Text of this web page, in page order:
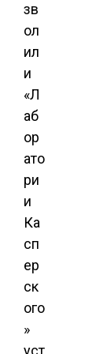
зв
ол
ил
и
«Л
аб
ор
ато
ри
и
Ка
сп
ер
ск
ого
»
уст